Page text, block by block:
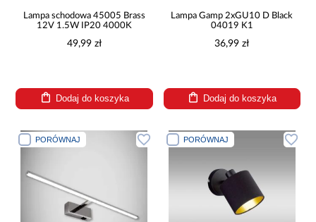
Lampa schodowa 45005 Brass
12V 1.5W IP20 4000K
49,99 zł
Dodaj do koszyka
Lampa Gamp 2xGU10 D Black
04019 K1
36,99 zł
Dodaj do koszyka
PORÓWNAJ PORÓWNAJ